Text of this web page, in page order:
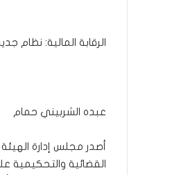
الرقابة المالية: نظام
عبده الشربيني حمام
أصدر مجلس إدارة الهيئة
القضائية والتحكيمية